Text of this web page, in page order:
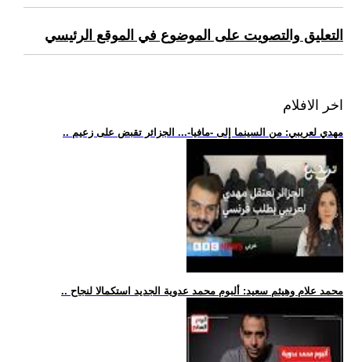
التعليق والتصويت على الموضوع في الموقع الرئيسي
اخر الافلام
.. مهدي لعريبي: من السينما إلى -مافيا-... الجزائر تقبض على زعيم
.. محمد علام وهيثم سعيد: ألبوم محمد عدوية الجديد استكمالا لنجاح